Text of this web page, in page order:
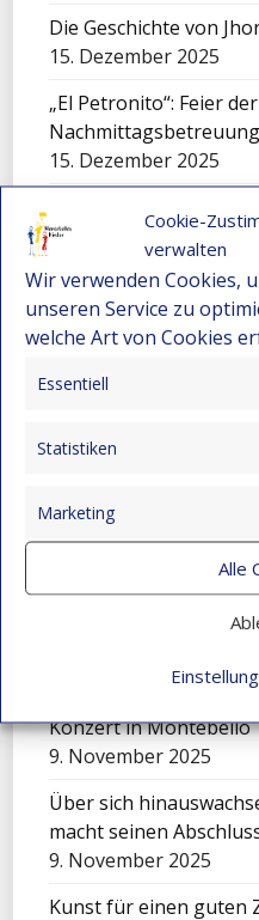
Cookie-
verwalten
Wir verwenden Cookies,
unseren Service zu
welche Art von Cookies
Essentiell
Statistiken
Marketing
Alle
Die Geschichte von
15. Dezember 2025
„El Petronito“: Feier
Nachmittagsbetreuung
15. Dezember 2025
15. Dezember 2025
Cali füllt sich mit
Erlebnis für unsere
15. Dezember 2025
Festival-Seminar für
eröffnen
Eine Sinfonie der
Esperanza beim
Feier zum Tag der
Konzert in Montebello
9. November 2025
Über sich
macht seinen
9. November 2025
Kunst für einen guten